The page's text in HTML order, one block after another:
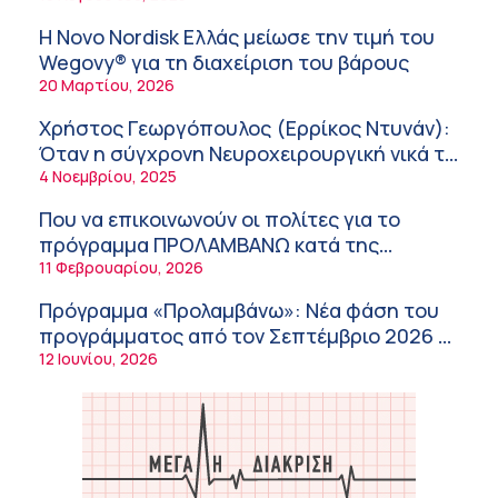
θεραπεία που αναστέλλει την εξέλιξη του
Πάρκινσον»
9:24 πμ
Αντώνης Βουκλαρής – «ΕΡΡΙΚΟΣ ΝΤΥΝΑΝ»
9:18 πμ
Πώς να προλάβετε και να αντιμετωπίσετε τη
διάρροια των ταξιδιωτών
8:30 πμ
Ευμενής Καραφυλλίδης (Metropolitan
General): Γιατί η διατροφή πρέπει να
καθοδηγείται από κλινικό διαιτολόγο;
7:37 πμ
Ιωάννης Μπολέτης – ΩΝΑΣΕΙΟ
5:42 πμ
στην υγεία του παιδιού
Νικόλαος Παρασκευάς (ΥΓΕΙΑ): Τα
Η Novo Nordisk Ελλάς μείωσε την τιμή του
Wegovy® για τη διαχείριση του βάρους
20 Μαρτίου, 2026
Χρήστος Γεωργόπουλος (Ερρίκος Ντυνάν):
Όταν η σύγχρονη Νευροχειρουργική νικά το
φόβο!
4 Νοεμβρίου, 2025
Που να επικοινωνούν οι πολίτες για το
πρόγραμμα ΠΡΟΛΑΜΒΑΝΩ κατά της
παχυσαρκίας
11 Φεβρουαρίου, 2026
Πρόγραμμα «Προλαμβάνω»: Νέα φάση του
προγράμματος από τον Σεπτέμβριο 2026 –
Δωρεάν προληπτικές εξετάσεις έως το
12 Ιουνίου, 2026